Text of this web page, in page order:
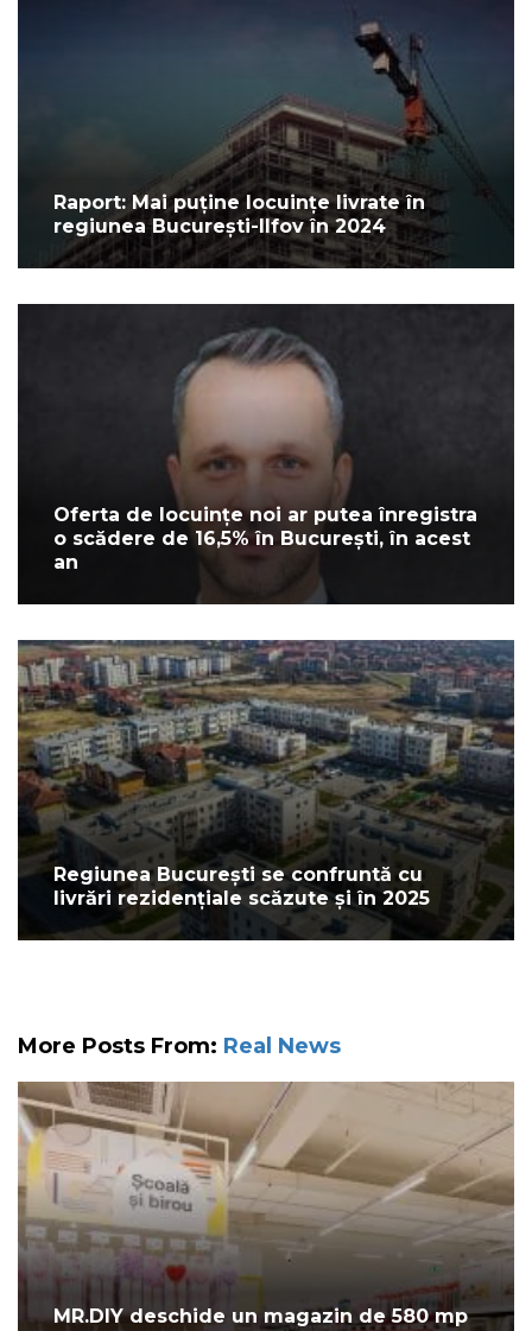
Raport: Mai puține locuințe livrate în
regiunea București-Ilfov în 2024
Oferta de locuințe noi ar putea înregistra
o scădere de 16,5% în București, în acest
an
Regiunea București se confruntă cu
livrări rezidențiale scăzute și în 2025
More Posts From: Real News
MR.DIY deschide un magazin de 580 mp